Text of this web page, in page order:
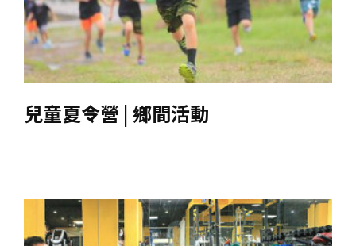
兒童夏令營 | 鄉間活動